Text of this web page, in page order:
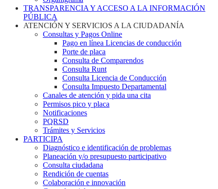
TRANSPARENCIA Y ACCESO A LA INFORMACIÓN
PÚBLICA
ATENCIÓN Y SERVICIOS A LA CIUDADANÍA
Consultas y Pagos Online
Pago en línea Licencias de conducción
Porte de placa
Consulta de Comparendos
Consulta Runt
Consulta Licencia de Conducción
Consulta Impuesto Departamental
Canales de atención y pida una cita
Permisos pico y placa
Notificaciones
PQRSD
Trámites y Servicios
PARTICIPA
Diagnóstico e identificación de problemas
Planeación y/o presupuesto participativo​
Consulta ciudadana
Rendición de cuentas
Colaboración e innovación